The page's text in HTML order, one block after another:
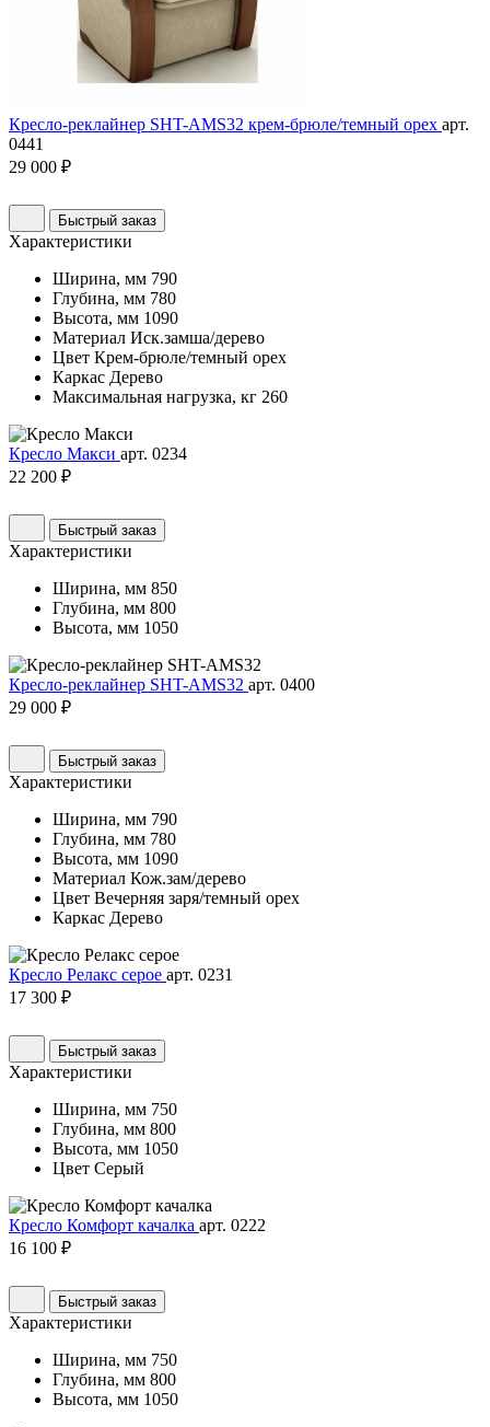
Кресло-реклайнер SHT-AMS32 крем-брюле/темный орех арт.
0441
29 000 ₽
Быстрый заказ
Характеристики
Ширина, мм 790
Глубина, мм 780
Высота, мм 1090
Материал Иск.замша/дерево
Цвет Крем-брюле/темный орех
Каркас Дерево
Максимальная нагрузка, кг 260
Кресло Макси арт. 0234
22 200 ₽
Быстрый заказ
Характеристики
Ширина, мм 850
Глубина, мм 800
Высота, мм 1050
Кресло-реклайнер SHT-AMS32 арт. 0400
29 000 ₽
Быстрый заказ
Характеристики
Ширина, мм 790
Глубина, мм 780
Высота, мм 1090
Материал Кож.зам/дерево
Цвет Вечерняя заря/темный орех
Каркас Дерево
Кресло Релакс серое арт. 0231
17 300 ₽
Быстрый заказ
Характеристики
Ширина, мм 750
Глубина, мм 800
Высота, мм 1050
Цвет Серый
Кресло Комфорт качалка арт. 0222
16 100 ₽
Быстрый заказ
Характеристики
Ширина, мм 750
Глубина, мм 800
Высота, мм 1050